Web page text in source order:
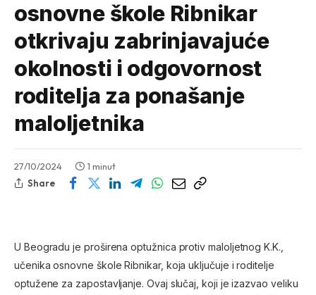
osnovne škole Ribnikar
otkrivaju zabrinjavajuće
okolnosti i odgovornost
roditelja za ponašanje
maloljetnika
27/10/2024
1 minut
Share
U Beogradu je proširena optužnica protiv maloljetnog K.K.,
učenika osnovne škole Ribnikar, koja uključuje i roditelje
optužene za zapostavljanje. Ovaj slučaj, koji je izazvao veliku